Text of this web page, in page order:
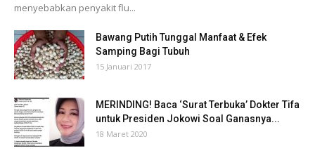
menyebabkan penyakit flu...
Bawang Putih Tunggal Manfaat & Efek
Samping Bagi Tubuh
15 Januari 2017
MERINDING! Baca ‘Surat Terbuka’ Dokter Tifa
untuk Presiden Jokowi Soal Ganasnya...
18 Maret 2020